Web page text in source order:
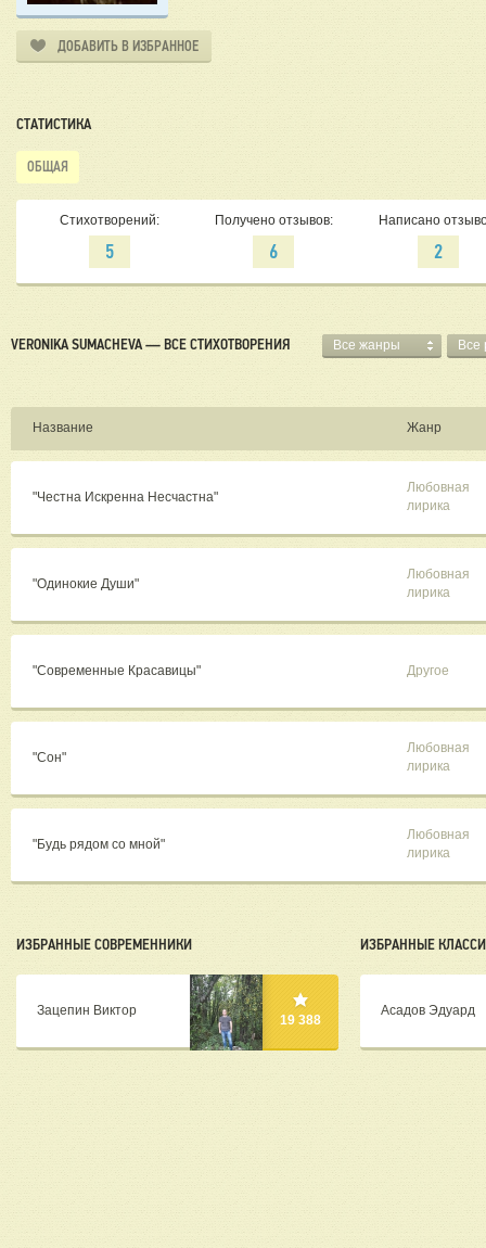
ДОБАВИТЬ В ИЗБРАННОЕ
СТАТИСТИКА
ОБЩАЯ
Стихотворений:
5
Получено отзывов:
6
Написано
2
VERONIKA SUMACHEVA — ВСЕ СТИХОТВОРЕНИЯ Все жанры Все
Название Жанр
"Честна Искренна Несчастна"
Любовная
лирика
"Одинокие Души"
Любовная
лирика
"Современные Красавицы" Другое
"Сон"
Любовная
лирика
"Будь рядом со мной"
Любовная
лирика
ИЗБРАННЫЕ СОВРЕМЕННИКИ
Зацепин Виктор
19 388
ИЗБРАННЫЕ
Асадов Эдуард